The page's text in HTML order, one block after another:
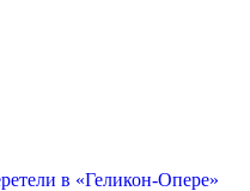
в «Геликон-Опере»